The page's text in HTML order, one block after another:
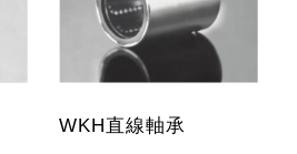
WKH直線軸承